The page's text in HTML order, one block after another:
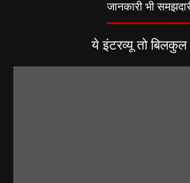
जानकारी भी
ये इंटरव्यू तो